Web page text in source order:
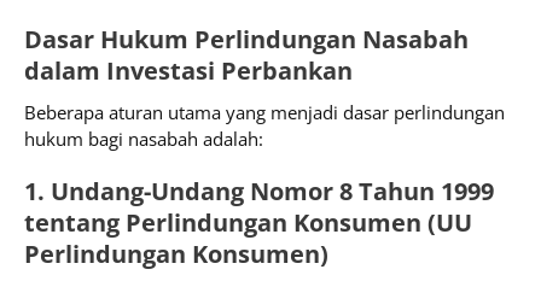
Dasar Hukum Perlindungan Nasabah
dalam Investasi Perbankan
Beberapa aturan utama yang menjadi dasar perlindungan
hukum bagi nasabah adalah:
1. Undang-Undang Nomor 8 Tahun 1999
tentang Perlindungan Konsumen (UU
Perlindungan Konsumen)